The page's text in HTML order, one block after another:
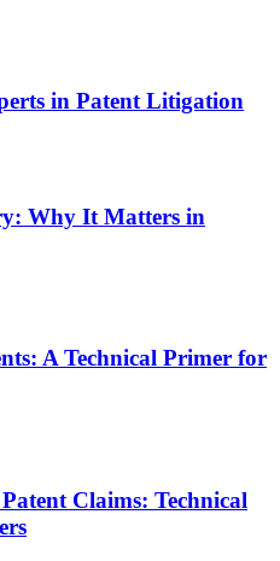
in Patent Litigation
Why It Matters in
A Technical Primer for
Claims: Technical